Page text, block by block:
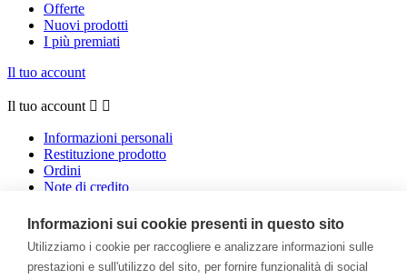
Offerte
Nuovi prodotti
I più premiati
Il tuo account
Il tuo account  
Informazioni personali
Restituzione prodotto
Ordini
Note di credito
Buoni
Facebook
Instagram
Informazioni sui cookie presenti in questo sito
Utilizziamo i cookie per raccogliere e analizzare informazioni sulle
prestazioni e sull'utilizzo del sito, per fornire funzionalità di social